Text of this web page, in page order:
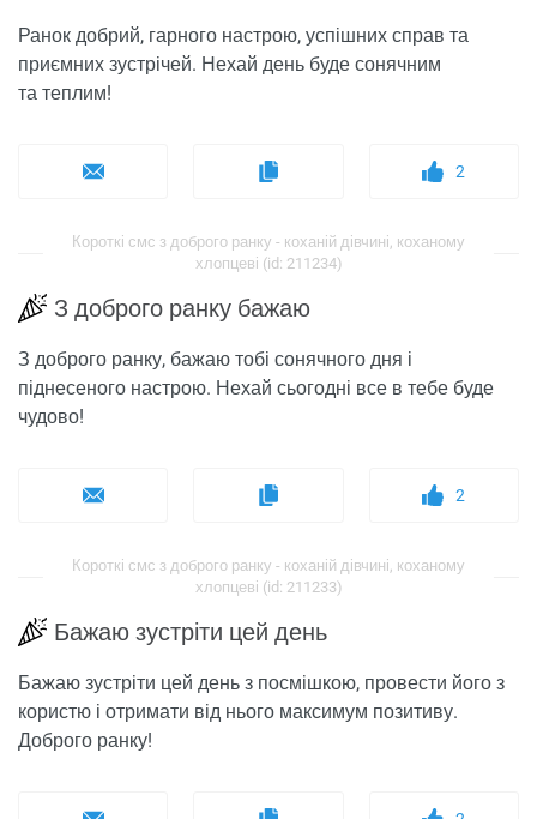
Ранок добрий, гарного настрою, успішних справ та
приємних зустрічей. Нехай день буде сонячним
та теплим!
2
Короткі смс з доброго ранку - коханій дівчині, коханому
хлопцеві (id: 211234)
З доброго ранку бажаю
З доброго ранку, бажаю тобі сонячного дня і
піднесеного настрою. Нехай сьогодні все в тебе буде
чудово!
2
Короткі смс з доброго ранку - коханій дівчині, коханому
хлопцеві (id: 211233)
Бажаю зустріти цей день
Бажаю зустріти цей день з посмішкою, провести його з
користю і отримати від нього максимум позитиву.
Доброго ранку!